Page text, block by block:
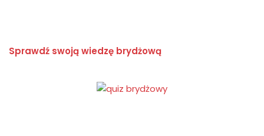
Sprawdź swoją wiedzę brydżową